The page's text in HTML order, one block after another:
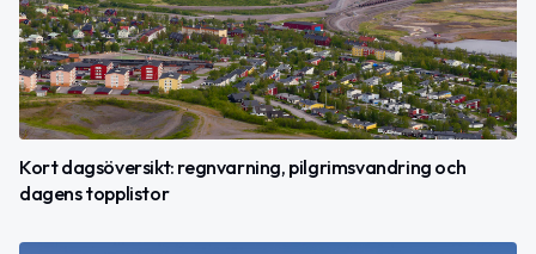
Kort dagsöversikt: regnvarning, pilgrimsvandring och
dagens topplistor